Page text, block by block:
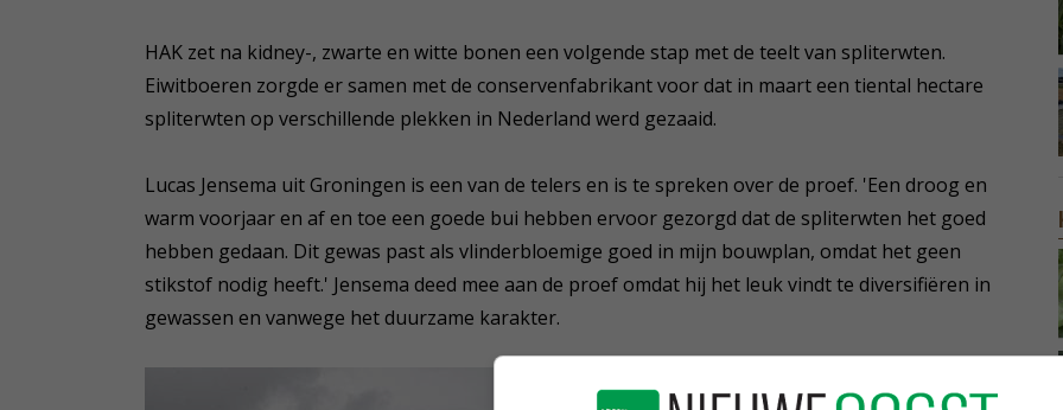
HAK zet na kidney-, zwarte en witte bonen een volgende stap met de teelt van spliterwten.
Eiwitboeren zorgde er samen met de conservenfabrikant voor dat in maart een tiental hectare
spliterwten op verschillende plekken in Nederland werd gezaaid.
Lucas Jensema uit Groningen is een van de telers en is te spreken over de proef. 'Een droog en
warm voorjaar en af en toe een goede bui hebben ervoor gezorgd dat de spliterwten het goed
hebben gedaan. Dit gewas past als vlinderbloemige goed in mijn bouwplan, omdat het geen
stikstof nodig heeft.' Jensema deed mee aan de proef omdat hij het leuk vindt te diversifiëren in
gewassen en vanwege het duurzame karakter.